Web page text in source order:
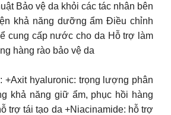
Bảo vệ da khỏi các tác nhân bên
khả năng dưỡng ẩm Điều chỉnh
cung cấp nước cho da Hỗ trợ làm
hàng rào bảo vệ da
+Axit hyaluronic: trọng lượng phân
khả năng giữ ẩm, phục hồi hàng
trợ tái tạo da +Niacinamide: hỗ trợ